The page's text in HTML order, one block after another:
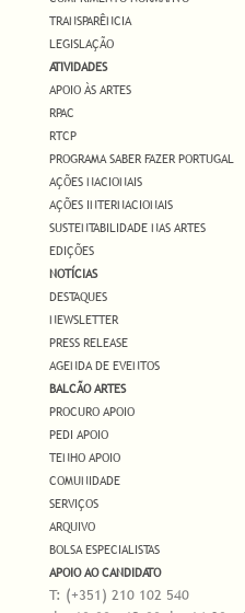
TRANSPARÊNCIA
LEGISLAÇÃO
ATIVIDADES
APOIO ÀS ARTES
RPAC
RTCP
PROGRAMA SABER FAZER PORTUGAL
AÇÕES NACIONAIS
AÇÕES INTERNACIONAIS
SUSTENTABILIDADE NAS ARTES
EDIÇÕES
NOTÍCIAS
DESTAQUES
NEWSLETTER
PRESS RELEASE
AGENDA DE EVENTOS
BALCÃO ARTES
PROCURO APOIO
PEDI APOIO
TENHO APOIO
COMUNIDADE
SERVIÇOS
ARQUIVO
BOLSA ESPECIALISTAS
APOIO AO CANDIDATO
T: (+351) 210 102 540